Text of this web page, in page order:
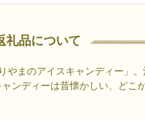
礼品について
やまのアイスキャンディー」
ンディーは昔懐かしい、どこ